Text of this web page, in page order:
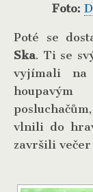
Foto:
Poté se
Ska. Ti se
vyjímali na
vlnili do
završili